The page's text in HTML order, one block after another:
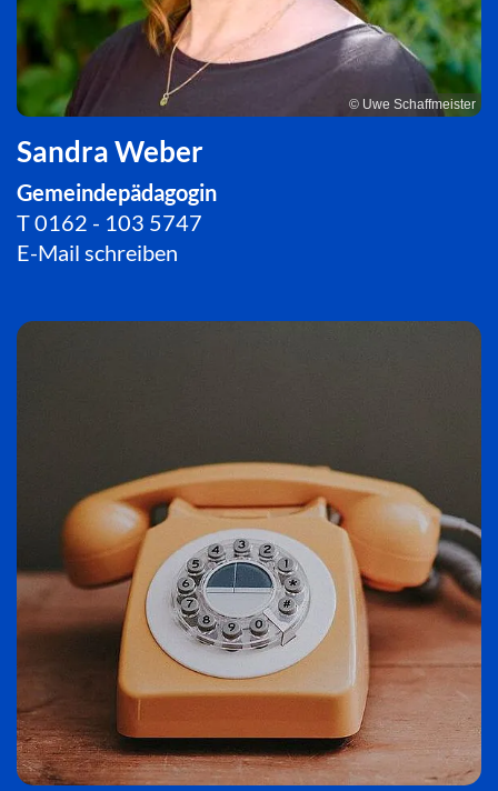
© Uwe Schaffmeister
Sandra Weber
Gemeindepädagogin
T0162 - 103 5747
E-Mail schreiben